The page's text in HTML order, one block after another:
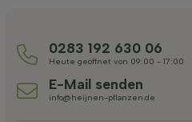
0283 192 630 06
Heute geöffnet von 09:00 - 17:00
E-Mail senden
info@heijnen-pflanzen.de